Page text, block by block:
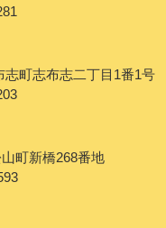
志町志布志二丁目1番1号
町新橋268番地